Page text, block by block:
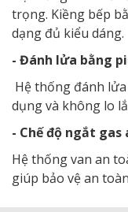
trọng. Kiềng bếp
dạng đủ kiểu dáng.
- Đánh lửa bằng
Hệ thống đánh
dụng và không lo
- Chế độ ngắt gas
Hệ thống van an
giúp bảo vệ an